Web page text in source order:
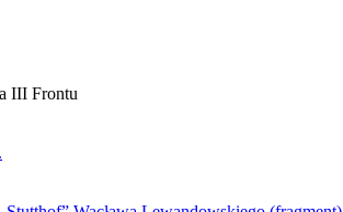
III Frontu